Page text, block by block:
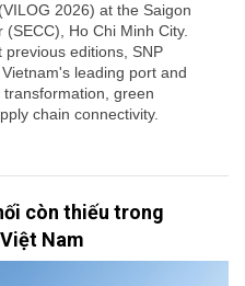
2026) at the Saigon
Ho Chi Minh City.
editions, SNP
leading port and
green
chain connectivity.
còn thiếu trong
Nam